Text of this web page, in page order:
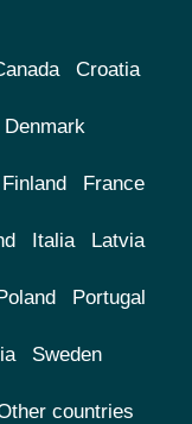
Croatia
Denmark
Finland France
Italia Latvia
Portugal
Sweden
countries